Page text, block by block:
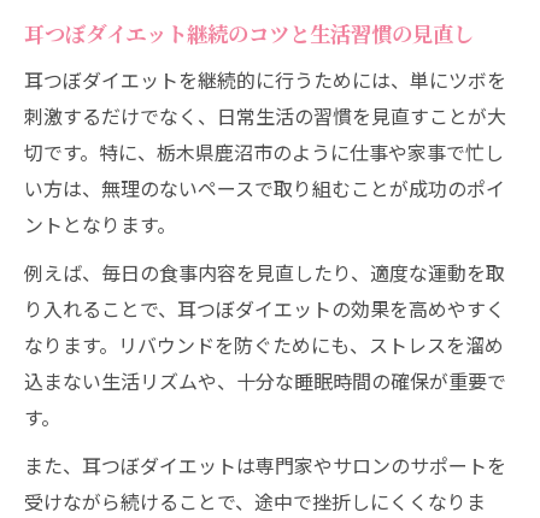
耳つぼダイエット継続のコツと生活習慣の見直し
耳つぼダイエットを継続的に行うためには、単にツボを
刺激するだけでなく、日常生活の習慣を見直すことが大
切です。特に、栃木県鹿沼市のように仕事や家事で忙し
い方は、無理のないペースで取り組むことが成功のポイ
ントとなります。
例えば、毎日の食事内容を見直したり、適度な運動を取
り入れることで、耳つぼダイエットの効果を高めやすく
なります。リバウンドを防ぐためにも、ストレスを溜め
込まない生活リズムや、十分な睡眠時間の確保が重要で
す。
また、耳つぼダイエットは専門家やサロンのサポートを
受けながら続けることで、途中で挫折しにくくなりま